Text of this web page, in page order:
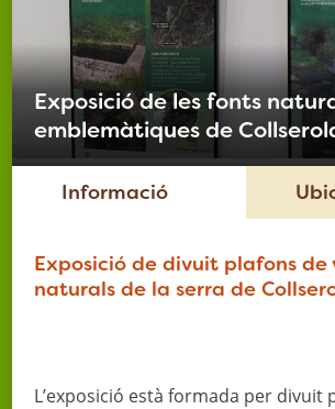
Exposició de les fonts
emblemàtiques de
Informació
Exposició de divuit plafons de
naturals de la serra de
L’exposició està formada per divuit